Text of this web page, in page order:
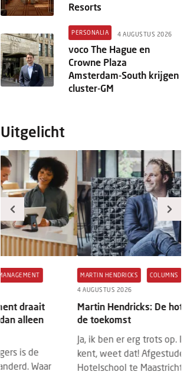
Resorts
PERSONALIA 4 AUGUSTUS 2026
voco The Hague en
Crowne Plaza
Amsterdam-South krijgen
cluster-GM
Uitgelicht
MARTIN HENDRICKS COLUMNS HM+
Martin Hendricks: De hoteldirecteur van
de toekomst
Ja, ik ben er erg trots op. Iedereen die me
kent, weet dat! Afgestudeerd aan de Hoge
Hotelschool te Maastricht. Die trots, dat is